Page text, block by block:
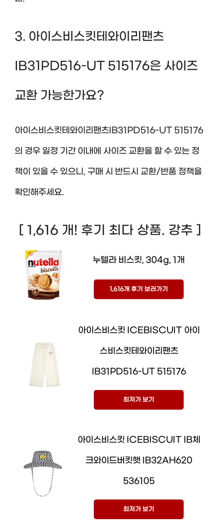
3. 아이스비스킷테와이리팬츠
IB31PD516-UT 515176은 사이즈
교환 가능한가요?
아이스비스킷테와이리팬츠IB31PD516-UT 515176
의 경우 일정 기간 이내에 사이즈 교환을 할 수 있는 정
책이 있을 수 있으니, 구매 시 반드시 교환/반품 정책을
확인해주세요.
[ 1,616 개! 후기 최다 상품. 강추 ]
누텔라 비스킷, 304g, 1개
1,616개 후기 보러가기
아이스비스킷 ICEBISCUIT 아이
스비스킷테와이리팬츠
IB31PD516-UT 515176
최저가 보기
아이스비스킷 ICEBISCUIT IB체
크와이드버킷햇 IB32AH620
536105
최저가 보기